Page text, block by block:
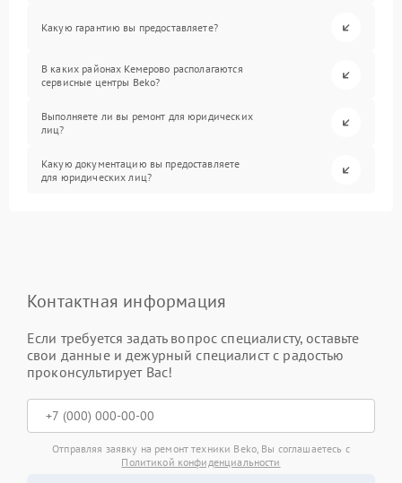
Какую гарантию вы предоставляете?
В каких районах Кемерово располагаются
сервисные центры Beko?
Выполняете ли вы ремонт для юридических
лиц?
Какую документацию вы предоставляете
для юридических лиц?
Контактная информация
Если требуется задать вопрос специалисту, оставьте
свои данные и дежурный специалист с радостью
проконсультирует Вас!
Отправляя заявку на ремонт техники Beko, Вы соглашаетесь с
Политикой конфиденциальности